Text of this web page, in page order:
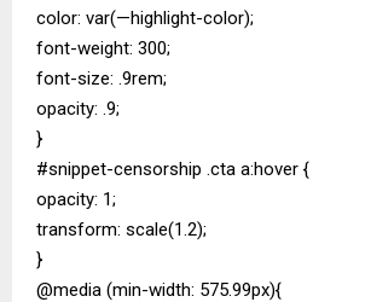
color: var(—highlight-color);
font-weight: 300;
font-size: .9rem;
opacity: .9;
}
#snippet-censorship .cta a:hover {
opacity: 1;
transform: scale(1.2);
}
@media (min-width: 575.99px){